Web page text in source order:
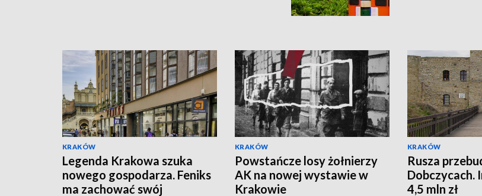
KRAKÓW
Legenda Krakowa szuka
nowego gospodarza. Feniks
ma zachować swój
KRAKÓW
Powstańcze losy żołnierzy
AK na nowej wystawie w
Krakowie
KRAKÓW
Rusza
Dobczycach.
4,5 mln zł